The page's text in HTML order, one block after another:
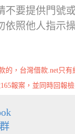
不要提供門號
依照他人指示
的，台灣借款.net只有
報案，並同時回報檢